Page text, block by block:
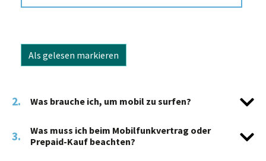
Als gelesen markieren
2. Was brauche ich, um mobil zu surfen?
3.
Was muss ich beim Mobilfunkvertrag oder
Prepaid-Kauf beachten?